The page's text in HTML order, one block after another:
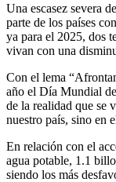
Una escasez severa
parte de los países
ya para el 2025, dos
vivan con una
Con el lema
año el Día Mundial
de la realidad que se
nuestro país, sino en
En relación con el
agua potable, 1.1
siendo los más